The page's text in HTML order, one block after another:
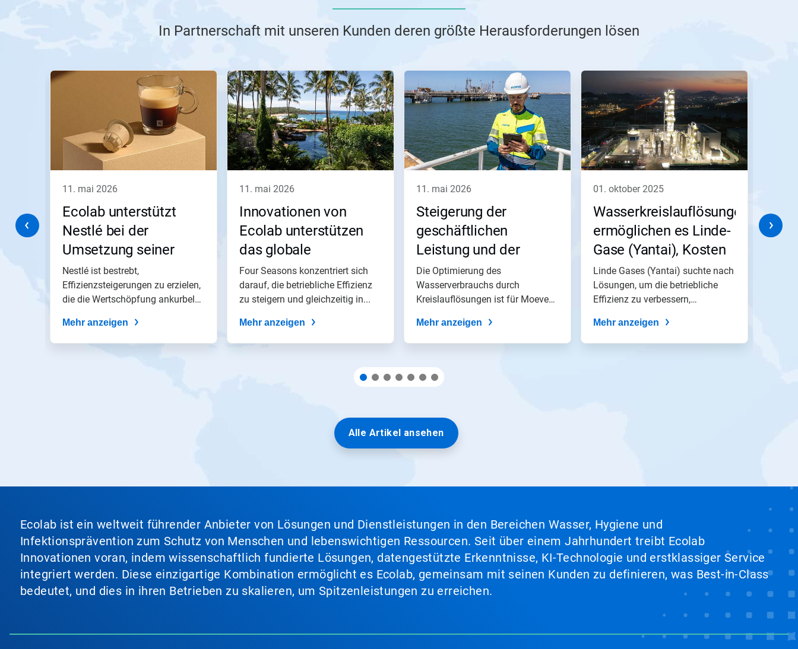
In Partnerschaft mit unseren Kunden deren größte Herausforderungen lösen
Dies
ist
Schaltflächen
und
navigieren,
springen
Folien-
Punkten
Folie.
11. mai 2026
Ecolab unterstützt
Nestlé bei der
Umsetzung seiner
Wachstums-, Effizienz-
und
Nachhaltigkeitsziele​​​​​​​
Nestlé ist bestrebt,
Effizienzsteigerungen zu erzielen,
die die Wertschöpfung ankurbeln,
Mehr anzeigen
11. mai 2026
Innovationen von
Ecolab unterstützen
das globale
Engagement von Four
Seasons​​​​​​​
Four Seasons konzentriert sich
darauf, die betriebliche Effizienz
zu steigern und gleichzeitig in...
Mehr anzeigen
11. mai 2026
Steigerung der
geschäftlichen
Leistung und der
Wasserkreislauf‑Praktiken
im Moeve’s San Roque
Energy Park
Die Optimierung des
Wasserverbrauchs durch
Kreislauflösungen ist für Moeve
Mehr anzeigen
01. oktober 2025
Wasserkreislauflösungen
ermöglichen es Linde-
Gase (Yantai), Kosten
und den Wasser- und
Energieverbrauch
erheblich zu
reduzieren
Linde Gases (Yantai) suchte nach
Lösungen, um die betriebliche
Effizienz zu verbessern,
Mehr anzeigen
Alle Artikel ansehen
Ecolab ist ein weltweit führender Anbieter von Lösungen und Dienstleistungen in den Bereichen Wasser, Hygiene und
Infektionsprävention zum Schutz von Menschen und lebenswichtigen Ressourcen. Seit über einem Jahrhundert treibt Ecolab
Innovationen voran, indem wissenschaftlich fundierte Lösungen, datengestützte Erkenntnisse, KI-Technologie und erstklassiger Service
integriert werden. Diese einzigartige Kombination ermöglicht es Ecolab, gemeinsam mit seinen Kunden zu definieren, was Best-in-Class
bedeutet, und dies in ihren Betrieben zu skalieren, um Spitzenleistungen zu erreichen.